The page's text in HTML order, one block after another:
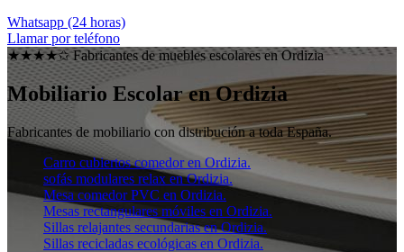
Whatsapp (24 horas)
Llamar por teléfono
★★★★✩ Fabricantes de muebles escolares enOrdizia
Mobiliario Escolar en Ordizia
Fabricantes de mobiliario con distribución a toda España.
Carro cubiertos comedor en Ordizia.
sofás modulares relax en Ordizia.
Mesa comedor PVC en Ordizia.
Mesas rectangulares móviles en Ordizia.
Sillas relajantes secundarias en Ordizia.
Sillas recicladas ecológicas en Ordizia.